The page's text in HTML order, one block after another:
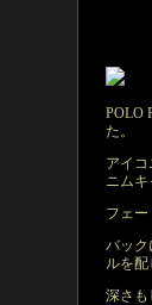
POLO
た。
アイコ
ニムキ
フェ
バッ
ルを配
深さも